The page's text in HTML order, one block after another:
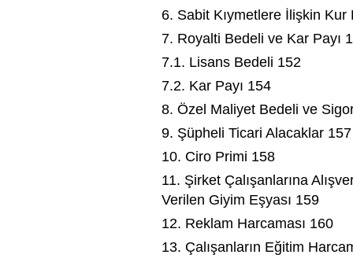
6. Sabit Kıymetlere İlişkin Kur
7. Royalti Bedeli ve Kar Payı
7.1. Lisans Bedeli 152
7.2. Kar Payı 154
8. Özel Maliyet Bedeli ve
9. Şüpheli Ticari Alacaklar 157
10. Ciro Primi 158
11. Şirket Çalışanlarına
Verilen Giyim Eşyası 159
12. Reklam Harcaması 160
13. Çalışanların Eğitim